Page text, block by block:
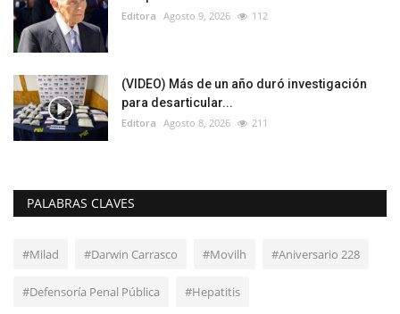
Editora Agosto 9, 2026 112
(VIDEO) Más de un año duró investigación
para desarticular...
Editora Agosto 8, 2026 211
PALABRAS CLAVES
#Milad #Darwin Carrasco #Movilh #Aniversario 228
#Defensoría Penal Pública #Hepatitis